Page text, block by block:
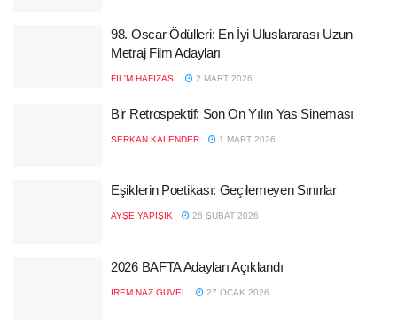
98. Oscar Ödülleri: En İyi Uluslararası Uzun
Metraj Film Adayları
FIL'M HAFIZASI 2 MART 2026
Bir Retrospektif: Son On Yılın Yas Sineması
SERKAN KALENDER 1 MART 2026
Eşiklerin Poetikası: Geçilemeyen Sınırlar
AYŞE YAPIŞIK 26 ŞUBAT 2026
2026 BAFTA Adayları Açıklandı
İREM NAZ GÜVEL 27 OCAK 2026